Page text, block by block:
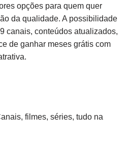
opções para quem quer
da qualidade. A possibilidade
canais, conteúdos atualizados,
de ganhar meses grátis com
filmes, séries, tudo na